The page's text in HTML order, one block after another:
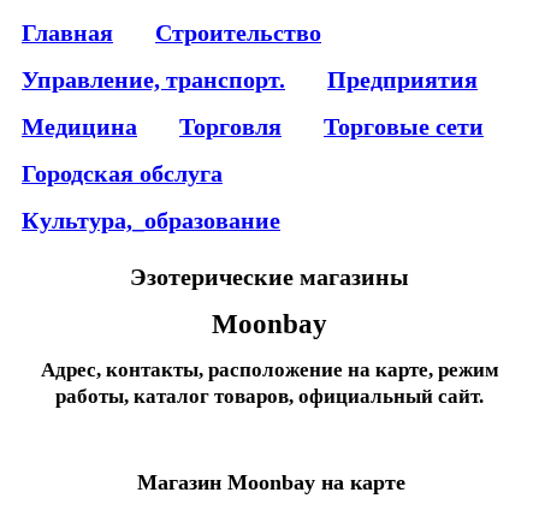
Главная
Строительство
Управление, транспорт.
Предприятия
Медицина
Торговля
Торговые сети
Городская обслуга
Культура,_образование
Эзотерические магазины
Moonbay
Адрес, контакты, расположение на карте, режим
работы, каталог товаров, официальный сайт.
Магазин Moonbay на карте